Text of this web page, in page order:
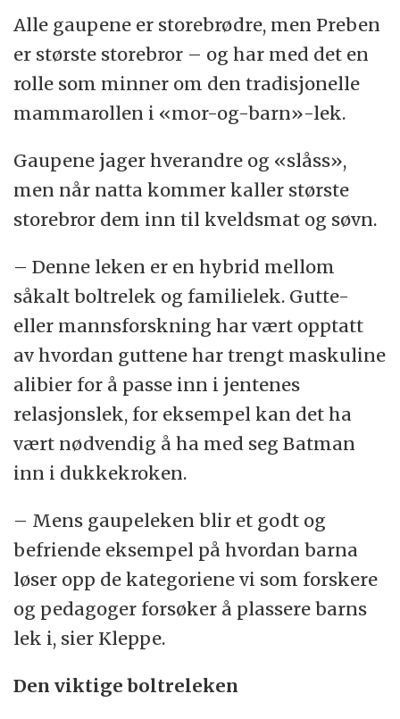
Alle gaupene er storebrødre, men Preben
er største storebror – og har med det en
rolle som minner om den tradisjonelle
mammarollen i «mor-og-barn»-lek.
Gaupene jager hverandre og «slåss»,
men når natta kommer kaller største
storebror dem inn til kveldsmat og søvn.
– Denne leken er en hybrid mellom
såkalt boltrelek og familielek. Gutte-
eller mannsforskning har vært opptatt
av hvordan guttene har trengt maskuline
alibier for å passe inn i jentenes
relasjonslek, for eksempel kan det ha
vært nødvendig å ha med seg Batman
inn i dukkekroken.
– Mens gaupeleken blir et godt og
befriende eksempel på hvordan barna
løser opp de kategoriene vi som forskere
og pedagoger forsøker å plassere barns
lek i, sier Kleppe.
Den viktige boltreleken